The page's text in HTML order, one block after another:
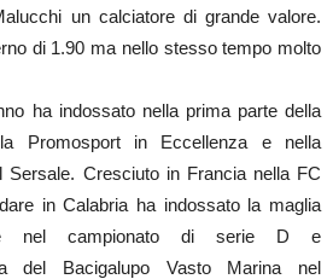
un calciatore di grande valore.
di 1.90 ma nello stesso tempo molto
ha indossato nella prima parte della
Promosport in Eccellenza e nella
Sersale. Cresciuto in Francia nella FC
in Calabria ha indossato la maglia
nel campionato di serie D e
del Bacigalupo Vasto Marina nel